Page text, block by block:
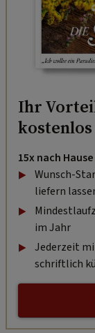
Ihr
kostenlos
15x nach
Wunsch-
liefern
im Jahr
Jederzeit
schriftlich